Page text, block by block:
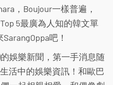
，Boujour一樣普遍，
5最廣為人知的韓文單
吧！
娛樂新聞，第一手消息随
活中的娛樂資訊！和歐巴